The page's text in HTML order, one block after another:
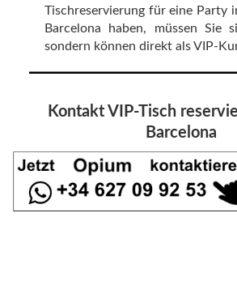
Tischreservierung für eine Party
Barcelona haben, müssen Sie
sondern können direkt als VIP-
Kontakt VIP-Tisch
Barcelona